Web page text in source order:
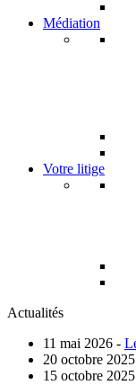
Médiation
Votre litige
Actualités
11 mai 2026 -
20 octobre
15 octobre